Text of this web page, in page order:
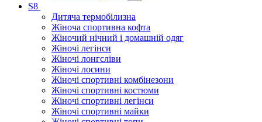
S8
Дитяча термобілизна
Жіноча спортивна кофта
Жіночий нічний і домашній одяг
Жіночі легінси
Жіночі лонгсліви
Жіночі лосини
Жіночі спортивні комбінезони
Жіночі спортивні костюми
Жіночі спортивні легінси
Жіночі спортивні майки